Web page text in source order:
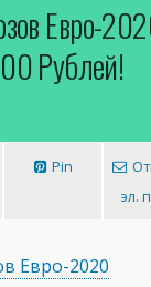
Евро-
Рублей!
Pin
эл.